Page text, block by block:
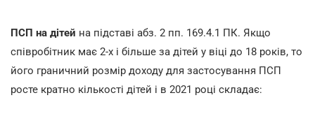
ПСП на дітей на підставі абз. 2 пп. 169.4.1 ПК. Якщо
співробітник має 2-х і більше за дітей у віці до 18 років, то
його граничний розмір доходу для застосування ПСП
росте кратно кількості дітей і в 2021 році складає: